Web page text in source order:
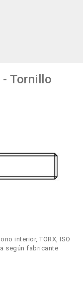
Tornillo
interior, TORX, ISO
según fabricante